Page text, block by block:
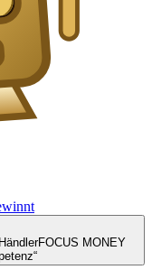
FOCUS MONEY